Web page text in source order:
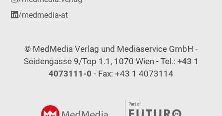
/medmedia-at
© MedMedia Verlag und Mediaservice GmbH -
Seidengasse 9/Top 1.1, 1070 Wien - Tel.: +43 1
4073111-0 - Fax: +43 1 4073114